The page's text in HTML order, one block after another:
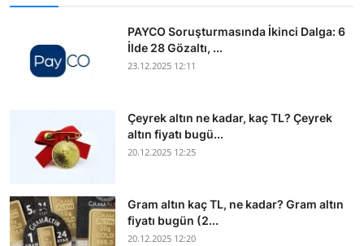
PAYCO Soruşturmasında İkinci Dalga: 6
İlde 28 Gözaltı, ...
23.12.2025 12:11
Çeyrek altın ne kadar, kaç TL? Çeyrek
altın fiyatı bugü...
20.12.2025 12:25
Gram altın kaç TL, ne kadar? Gram altın
fiyatı bugün (2...
20.12.2025 12:20